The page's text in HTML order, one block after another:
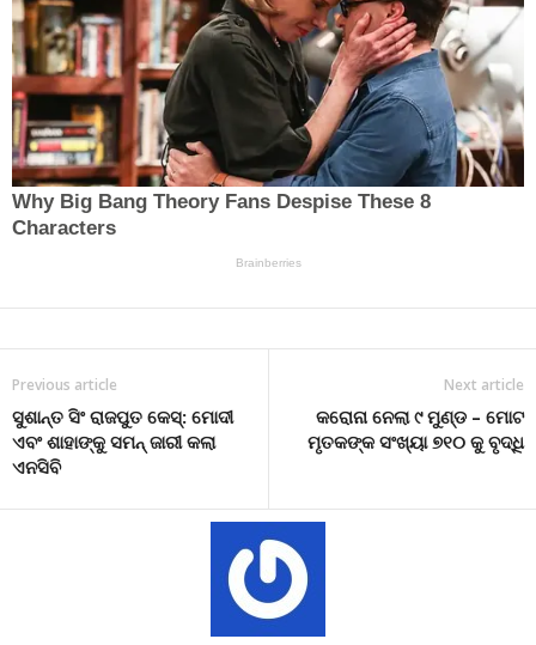
Previous article
ସୁଶାନ୍ତ ସିଂ ରାଜପୁତ କେସ୍: ମୋଦୀ
ଏବଂ ଶାହାଙ୍କୁ ସମନ୍ ଜାରୀ କଲା
ଏନସିବି
Next article
କରୋନା ନେଲା ୯ ମୁଣ୍ଡ – ମୋଟ
ମୃତକଙ୍କ ସଂଖ୍ୟା ୭୧୦ କୁ ବୃଦ୍ଧି